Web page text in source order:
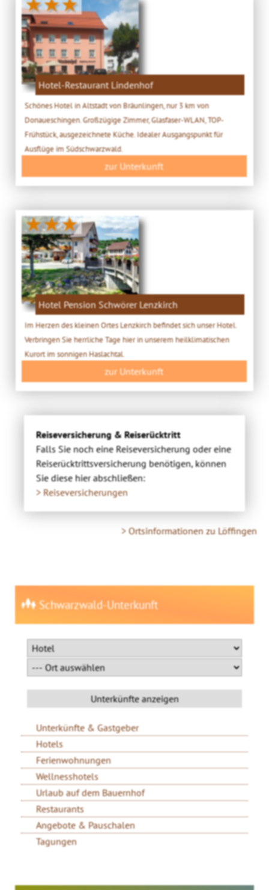
Hotel-Restaurant Lindenhof
Schönes Hotel in Altstadt von Bräunlingen, nur 3 km von
Donaueschingen. Großzügige Zimmer, Glasfaser-WLAN, TOP-
Frühstück, ausgezeichnete Küche. Idealer Ausgangspunkt für
Ausflüge im Südschwarzwald.
zur Unterkunft
★★★
Hotel Pension Schwörer Lenzkirch
Im Herzen des kleinen Ortes Lenzkirch befindet sich unser Hotel.
Verbringen Sie herrliche Tage hier in unserem heilklimatischen
Kurort im sonnigen Haslachtal.
zur Unterkunft
Reiseversicherung & Reiserücktritt
Falls Sie noch eine Reiseversicherung oder eine
Reiserücktrittsversicherung benötigen, können
Sie diese hier abschließen:
> Reiseversicherungen
> Ortsinformationen zu Löffingen
Schwarzwald-Unterkunft
Unterkünfte & Gastgeber
Hotels
Ferienwohnungen
Wellnesshotels
Urlaub auf dem Bauernhof
Restaurants
Angebote & Pauschalen
Tagungen